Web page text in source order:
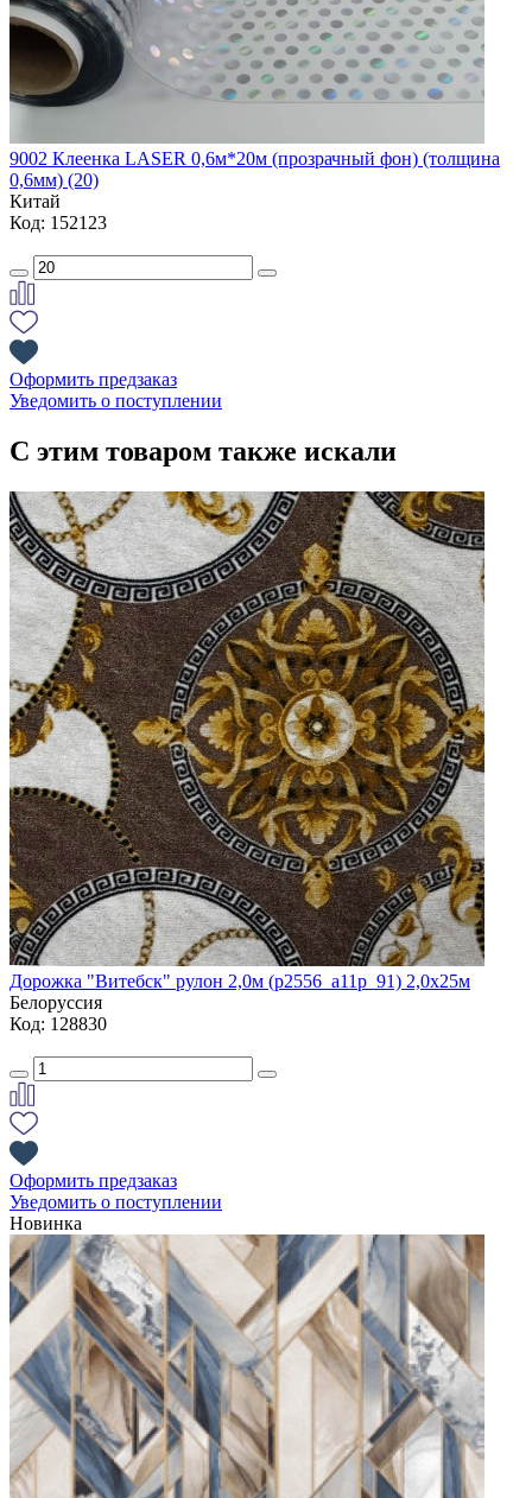
9002 Клеенка LASER 0,6м*20м (прозрачный фон) (толщина
0,6мм) (20)
Китай
Код: 152123
Оформить предзаказ
Уведомить о поступлении
С этим товаром также искали
Дорожка "Витебск" рулон 2,0м (p2556_a11p_91) 2,0х25м
Белоруссия
Код: 128830
Оформить предзаказ
Уведомить о поступлении
Новинка